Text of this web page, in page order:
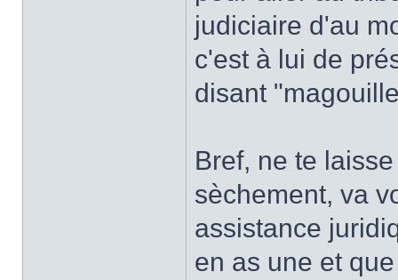
judiciaire d'au
c'est à lui de
disant
Bref, ne te
sèchement, va
assistance
en as une et